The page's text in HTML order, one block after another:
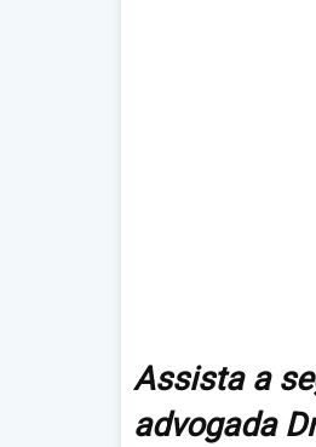
Assista a
advogada